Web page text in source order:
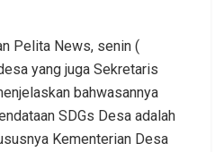
Pelita News, senin (
yang juga Sekretaris
bahwasannya
SDGs Desa adalah
Kementerian Desa